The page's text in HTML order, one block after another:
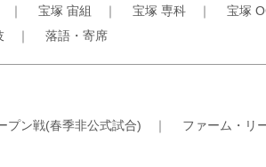
｜ 宝塚 宙組 ｜ 宝塚 専科 ｜ 宝塚
｜ 落語・寄席
プン戦(春季非公式試合) ｜ ファーム・リ